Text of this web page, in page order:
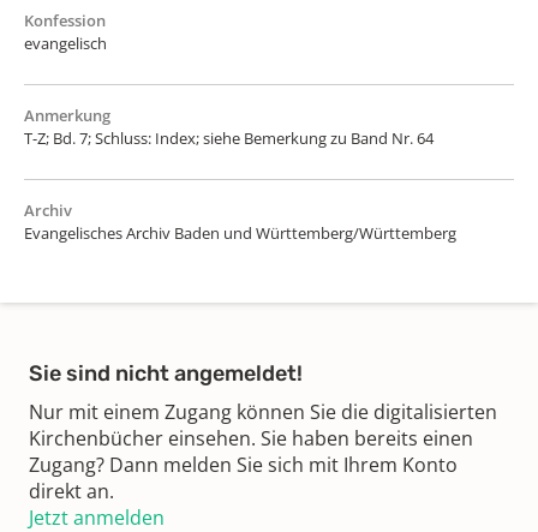
Konfession
evangelisch
Anmerkung
T-Z; Bd. 7; Schluss: Index; siehe Bemerkung zu Band Nr. 64
Archiv
Evangelisches Archiv Baden und Württemberg/Württemberg
Sie sind nicht angemeldet!
Nur mit einem Zugang können Sie die digitalisierten
Kirchenbücher einsehen. Sie haben bereits einen
Zugang? Dann melden Sie sich mit Ihrem Konto
direkt an.
Jetzt anmelden